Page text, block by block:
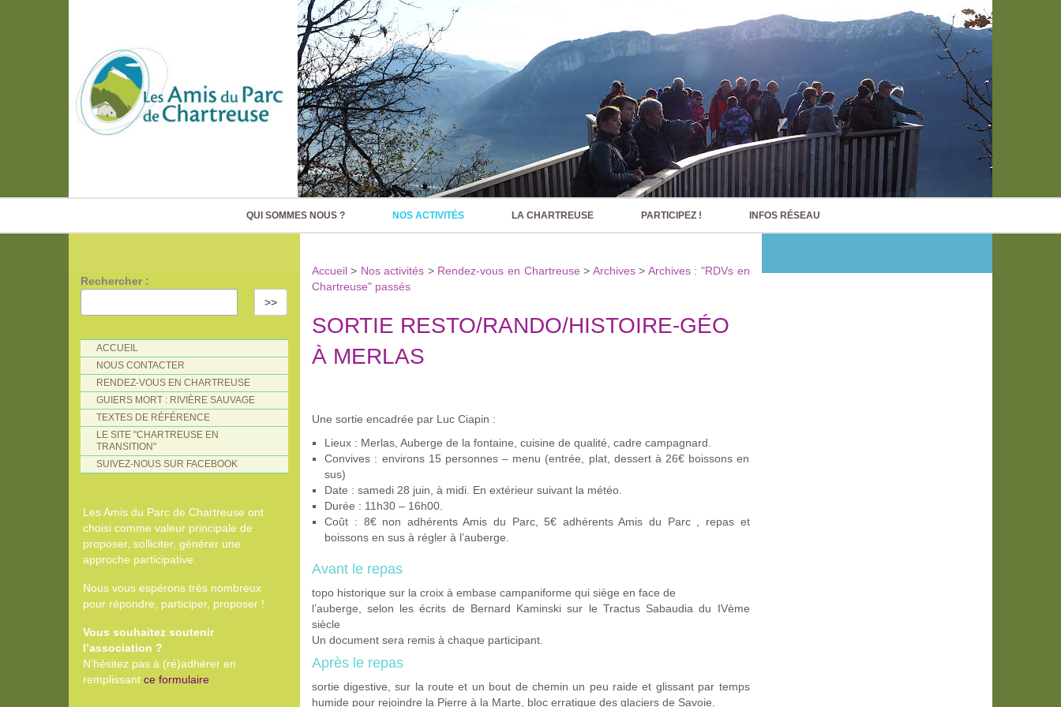
QUI SOMMES NOUS ? NOS ACTIVITÉS LA CHARTREUSE PARTICIPEZ ! INFOS RÉSEAU
Accueil> Nos activités > Rendez-vous en Chartreuse > Archives> Archives : "RDVs en
Chartreuse" passés
SORTIE RESTO/RANDO/HISTOIRE-GÉO
À MERLAS
Une sortie encadrée par Luc Ciapin :
Lieux : Merlas, Auberge de la fontaine, cuisine de qualité, cadre campagnard.
Convives : environs 15 personnes – menu (entrée, plat, dessert à 26€ boissons en
sus)
Date : samedi 28 juin, à midi. En extérieur suivant la météo.
Durée : 11h30 – 16h00.
Coût : 8€ non adhérents Amis du Parc, 5€ adhérents Amis du Parc , repas et
boissons en sus à régler à l’auberge.
Avant le repas
topo historique sur la croix à embase campaniforme qui siège en face de
l’auberge, selon les écrits de Bernard Kaminski sur le Tractus Sabaudia du IVème
siècle
Un document sera remis à chaque participant.
Après le repas
sortie digestive, sur la route et un bout de chemin un peu raide et glissant par temps
humide pour rejoindre la Pierre à la Marte, bloc erratique des glaciers de Savoie.
Rechercher :
>>
ACCUEIL
NOUS CONTACTER
RENDEZ-VOUS EN CHARTREUSE
GUIERS MORT : RIVIÈRE SAUVAGE
TEXTES DE RÉFÉRENCE
LE SITE "CHARTREUSE EN
TRANSITION"
SUIVEZ-NOUS SUR FACEBOOK
Les Amis du Parc de Chartreuse ont
choisi comme valeur principale de
proposer, solliciter, générer une
approche participative.
Nous vous espérons très nombreux
pour répondre, participer, proposer !
Vous souhaitez soutenir
l’association ?
N’hésitez pas à (ré)adhérer en
remplissant ce formulaire